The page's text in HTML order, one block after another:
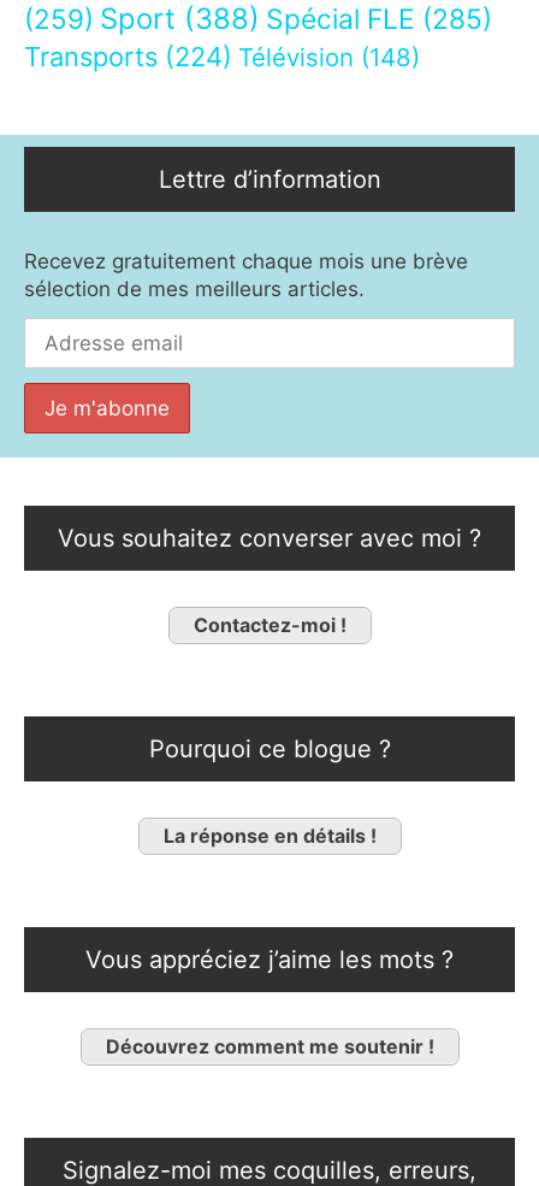
(259) Sport (388) Spécial FLE (285)
Transports (224) Télévision (148)
Lettre d’information
Recevez gratuitement chaque mois une brève
sélection de mes meilleurs articles.
Vous souhaitez converser avec moi ?
Contactez-moi !
Pourquoi ce blogue ?
La réponse en détails !
Vous appréciez j’aime les mots ?
Découvrez comment me soutenir !
Signalez-moi mes coquilles, erreurs,